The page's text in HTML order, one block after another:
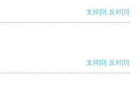
支持[0] 反对[0]
支持[0] 反对[0]